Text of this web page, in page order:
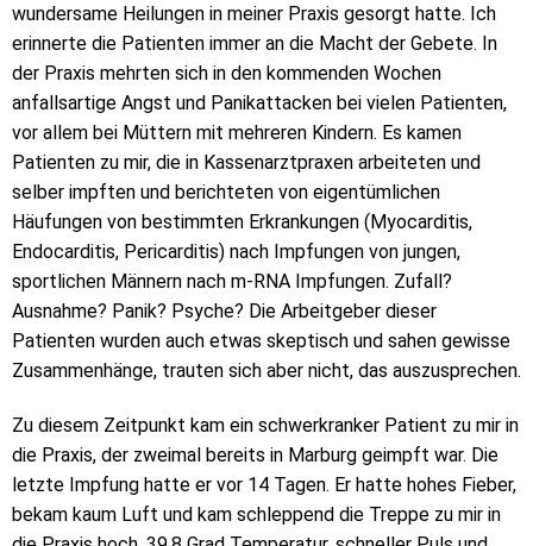
wundersame Heilungen in meiner Praxis gesorgt hatte. Ich
erinnerte die Patienten immer an die Macht der Gebete. In
der Praxis mehrten sich in den kommenden Wochen
anfallsartige Angst und Panikattacken bei vielen Patienten,
vor allem bei Müttern mit mehreren Kindern. Es kamen
Patienten zu mir, die in Kassenarztpraxen arbeiteten und
selber impften und berichteten von eigentümlichen
Häufungen von bestimmten Erkrankungen (Myocarditis,
Endocarditis, Pericarditis) nach Impfungen von jungen,
sportlichen Männern nach m-RNA Impfungen. Zufall?
Ausnahme? Panik? Psyche? Die Arbeitgeber dieser
Patienten wurden auch etwas skeptisch und sahen gewisse
Zusammenhänge, trauten sich aber nicht, das auszusprechen.
Zu diesem Zeitpunkt kam ein schwerkranker Patient zu mir in
die Praxis, der zweimal bereits in Marburg geimpft war. Die
letzte Impfung hatte er vor 14 Tagen. Er hatte hohes Fieber,
bekam kaum Luft und kam schleppend die Treppe zu mir in